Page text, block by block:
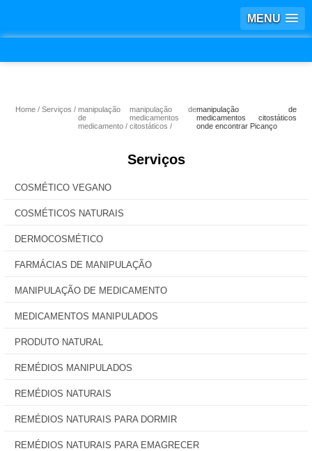
MENU
Home Serviços
manipulação
de
medicamento
manipulação de
medicamentos
citostáticos
manipulação de
medicamentos citostáticos
onde encontrar Picanço
Serviços
COSMÉTICO VEGANO
COSMÉTICOS NATURAIS
DERMOCOSMÉTICO
FARMÁCIAS DE MANIPULAÇÃO
MANIPULAÇÃO DE MEDICAMENTO
MEDICAMENTOS MANIPULADOS
PRODUTO NATURAL
REMÉDIOS MANIPULADOS
REMÉDIOS NATURAIS
REMÉDIOS NATURAIS PARA DORMIR
REMÉDIOS NATURAIS PARA EMAGRECER